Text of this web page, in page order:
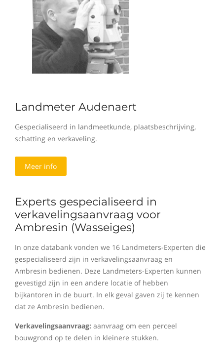
Landmeter Audenaert
Gespecialiseerd in landmeetkunde, plaatsbeschrijving,
schatting en verkaveling.
Meer info
Experts gespecialiseerd in
verkavelingsaanvraag voor
Ambresin (Wasseiges)
In onze databank vonden we 16 Landmeters-Experten die
gespecialiseerd zijn in verkavelingsaanvraag en
Ambresin bedienen. Deze Landmeters-Experten kunnen
gevestigd zijn in een andere locatie of hebben
bijkantoren in de buurt. In elk geval gaven zij te kennen
dat ze Ambresin bedienen.
Verkavelingsaanvraag: aanvraag om een perceel
bouwgrond op te delen in kleinere stukken.